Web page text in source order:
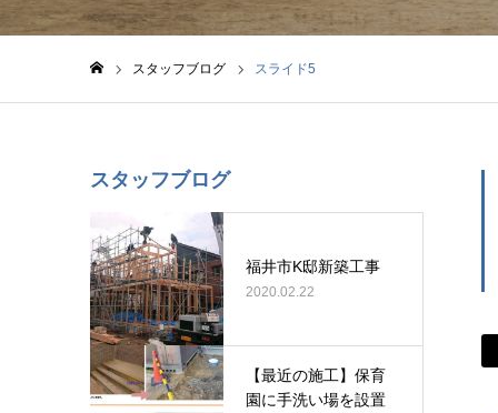
スタッフブログ スライド5
スタッフブログ
福井市K邸新築工事
2020.02.22
【最近の施工】保育
園に手洗い場を設置